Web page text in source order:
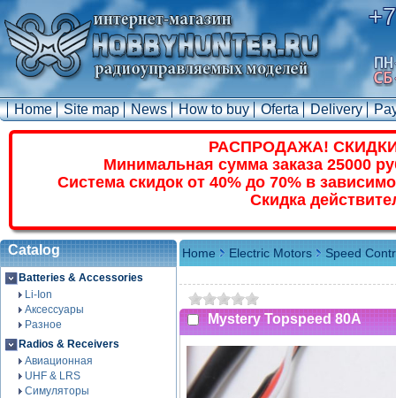
Home Site map News How to buy Oferta Delivery
РАСПРОДАЖА!
Минимальная сумма заказа 25000
Система скидок от 40% до 70% в
Скидка
Catalog
Batteries & Accessories
Li-Ion
Аксессуары
Разное
Radios & Receivers
Авиационная
UHF & LRS
Симуляторы
Home Electric Motors Speed
Mystery Topspeed 80A